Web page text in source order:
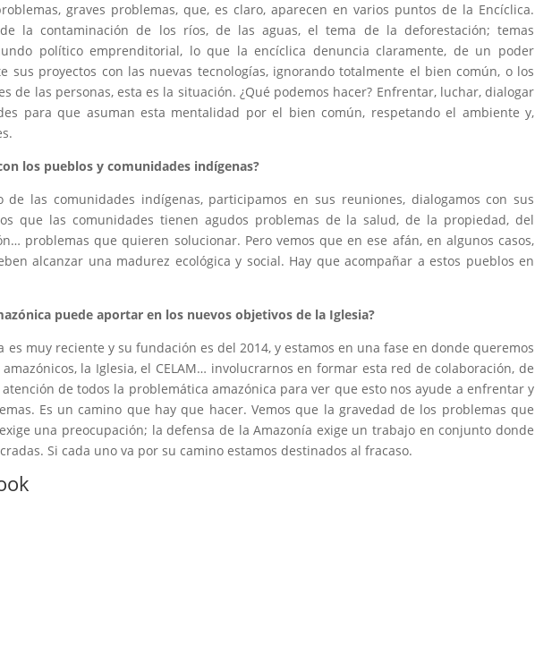
graves problemas, que, es claro, aparecen en varios puntos de la Encíclica.
la contaminación de los ríos, de las aguas, el tema de la deforestación; temas
político emprenditorial, lo que la encíclica denuncia claramente, de un poder
sus proyectos con las nuevas tecnologías, ignorando totalmente el bien común, o los
de las personas, esta es la situación. ¿Qué podemos hacer? Enfrentar, luchar, dialogar
para que asuman esta mentalidad por el bien común, respetando el ambiente y,
los pueblos y comunidades indígenas?
de las comunidades indígenas, participamos en sus reuniones, dialogamos con sus
que las comunidades tienen agudos problemas de la salud, de la propiedad, del
problemas que quieren solucionar. Pero vemos que en ese afán, en algunos casos,
alcanzar una madurez ecológica y social. Hay que acompañar a estos pueblos en
puede aportar en los nuevos objetivos de la Iglesia?
es muy reciente y su fundación es del 2014, y estamos en una fase en donde queremos
la Iglesia, el CELAM… involucrarnos en formar esta red de colaboración, de
de todos la problemática amazónica para ver que esto nos ayude a enfrentar y
Es un camino que hay que hacer. Vemos que la gravedad de los problemas que
una preocupación; la defensa de la Amazonía exige un trabajo en conjunto donde
Si cada uno va por su camino estamos destinados al fracaso.